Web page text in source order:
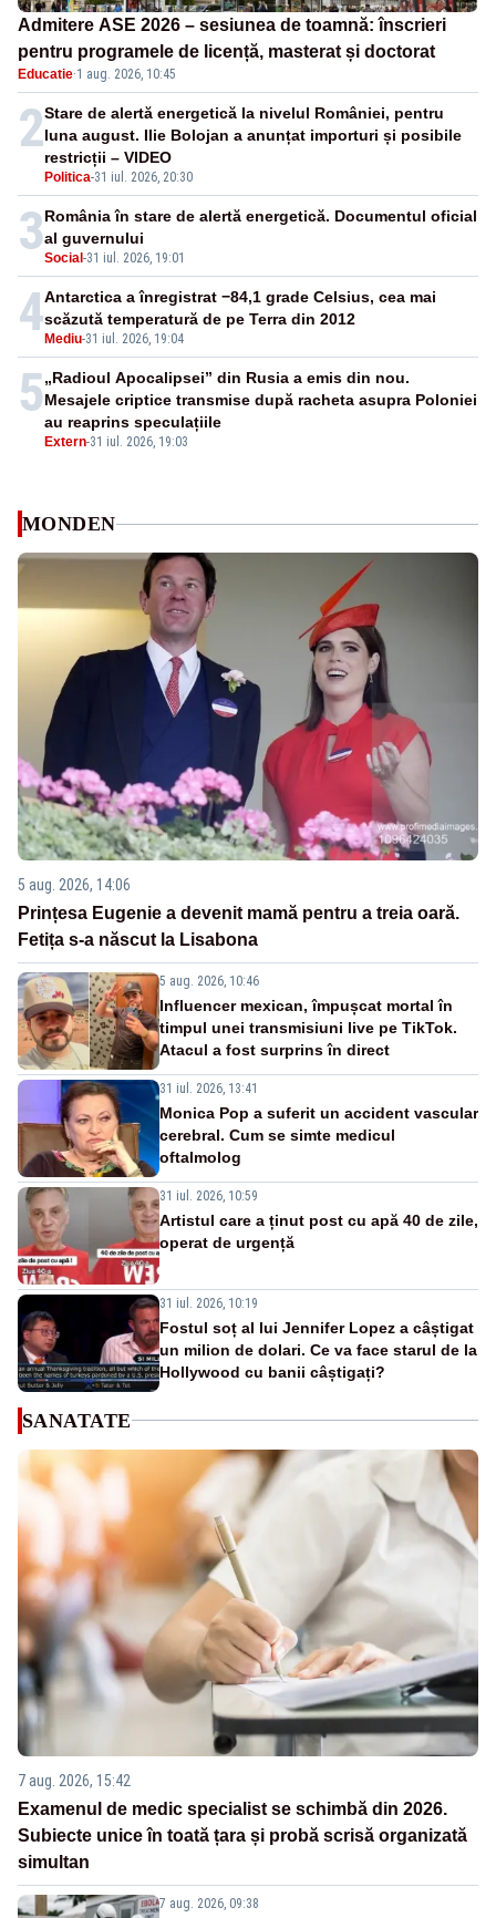
Admitere ASE 2026 – sesiunea de toamnă: înscrieri
pentru programele de licență, masterat și doctorat
Educatie·1 aug. 2026, 10:45
2
Politica-31 iul. 2026, 20:30
Stare de alertă energetică la nivelul României, pentru
luna august. Ilie Bolojan a anunțat importuri și posibile
restricții – VIDEO
3Social -31 iul. 2026, 19:01
România în stare de alertă energetică. Documentul oficial
al guvernului
4 Mediu-31 iul. 2026, 19:04
Antarctica a înregistrat −84,1 grade Celsius, cea mai
scăzută temperatură de pe Terra din 2012
5
Extern-31 iul. 2026, 19:03
„Radioul Apocalipsei” din Rusia a emis din nou.
Mesajele criptice transmise după racheta asupra Poloniei
au reaprins speculațiile
MONDEN
5 aug. 2026, 14:06
Prințesa Eugenie a devenit mamă pentru a treia oară.
Fetița s-a născut la Lisabona
5 aug. 2026, 10:46
Influencer mexican, împușcat mortal în
timpul unei transmisiuni live pe TikTok.
Atacul a fost surprins în direct
31 iul. 2026, 13:41
Monica Pop a suferit un accident vascular
cerebral. Cum se simte medicul
oftalmolog
31 iul. 2026, 10:59
Artistul care a ținut post cu apă 40 de zile,
operat de urgență
31 iul. 2026, 10:19
Fostul soț al lui Jennifer Lopez a câștigat
un milion de dolari. Ce va face starul de la
Hollywood cu banii câștigați?
SANATATE
7 aug. 2026, 15:42
Examenul de medic specialist se schimbă din 2026.
Subiecte unice în toată țara și probă scrisă organizată
simultan
7 aug. 2026, 09:38